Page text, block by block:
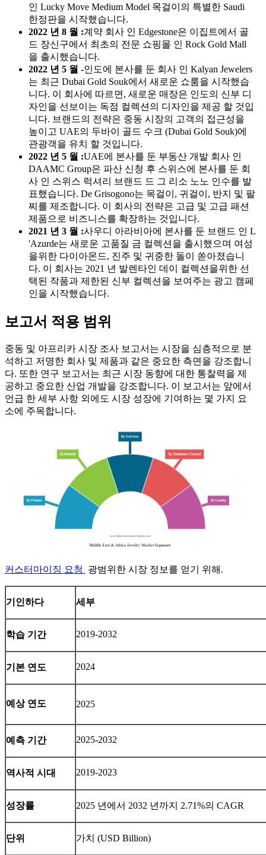
인 Lucky Move Medium Model 목걸이의 특별한 Saudi
한정판을 시작했습니다.
2022 년 8 월 :계약 회사 인 Edgestone은 이집트에서 골
드 장신구에서 최초의 전문 쇼핑몰 인 Rock Gold Mall
을 출시했습니다.
2022 년 5 월 -인도에 본사를 둔 회사 인 Kalyan Jewelers
는 최근 Dubai Gold Souk에서 새로운 쇼룸을 시작했습
니다. 이 회사에 따르면, 새로운 매장은 인도의 신부 디
자인을 선보이는 독점 컬렉션의 디자인을 제공 할 것입
니다. 브랜드의 전략은 중동 시장의 고객의 접근성을
높이고 UAE의 두바이 골드 수크 (Dubai Gold Souk)에
관광객을 유치 할 것입니다.
2022 년 5 월 :UAE에 본사를 둔 부동산 개발 회사 인
DAAMC Group은 파산 신청 후 스위스에 본사를 둔 회
사 인 스위스 럭셔리 브랜드 드 그 리소 노노 인수를 발
표했습니다. De Grisogono는 목걸이, 귀걸이, 반지 및 팔
찌를 제조합니다. 이 회사의 전략은 고급 및 고급 패션
제품으로 비즈니스를 확장하는 것입니다.
2021 년 3 월 :사우디 아라비아에 본사를 둔 브랜드 인 L
'Azurde는 새로운 고품질 금 컬렉션을 출시했으며 여성
을위한 다이아몬드, 진주 및 귀중한 돌이 쏟아졌습니
다. 이 회사는 2021 년 발렌타인 데이 컬렉션을위한 선
택된 작품과 제한된 신부 컬렉션을 보여주는 광고 캠페
인을 시작했습니다.
보고서 적용 범위
중동 및 아프리카 시장 조사 보고서는 시장을 심층적으로 분
석하고 저명한 회사 및 제품과 같은 중요한 측면을 강조합니
다. 또한 연구 보고서는 최근 시장 동향에 대한 통찰력을 제
공하고 중요한 산업 개발을 강조합니다. 이 보고서는 앞에서
언급 한 세부 사항 외에도 시장 성장에 기여하는 몇 가지 요
소에 주목합니다.
커스터마이징 요청 광범위한 시장 정보를 얻기 위해.
기인하다 세부
학습 기간 2019-2032
기본 연도 2024
예상 연도 2025
예측 기간 2025-2032
역사적 시대 2019-2023
성장률 2025 년에서 2032 년까지 2.71%의 CAGR
단위 가치 (USD Billion)